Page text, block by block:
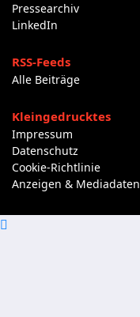
Pressearchiv
LinkedIn
RSS-Feeds
Alle Beiträge
Kleingedrucktes
Impressum
Datenschutz
Cookie-Richtlinie
Anzeigen & Mediadaten